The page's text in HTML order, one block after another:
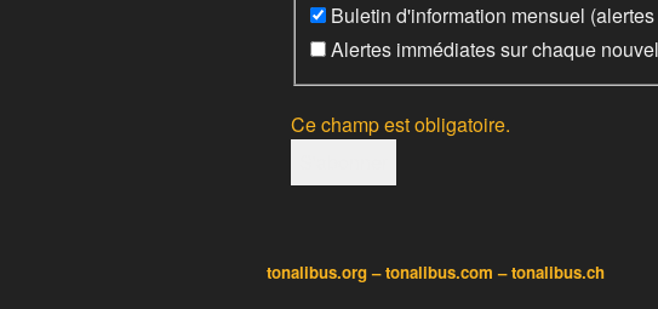
Buletin d'information mensuel
Alertes immédiates sur chaque
Ce champ est obligatoire.
tonalibus.org – tonalibus.com – tonalibus.ch